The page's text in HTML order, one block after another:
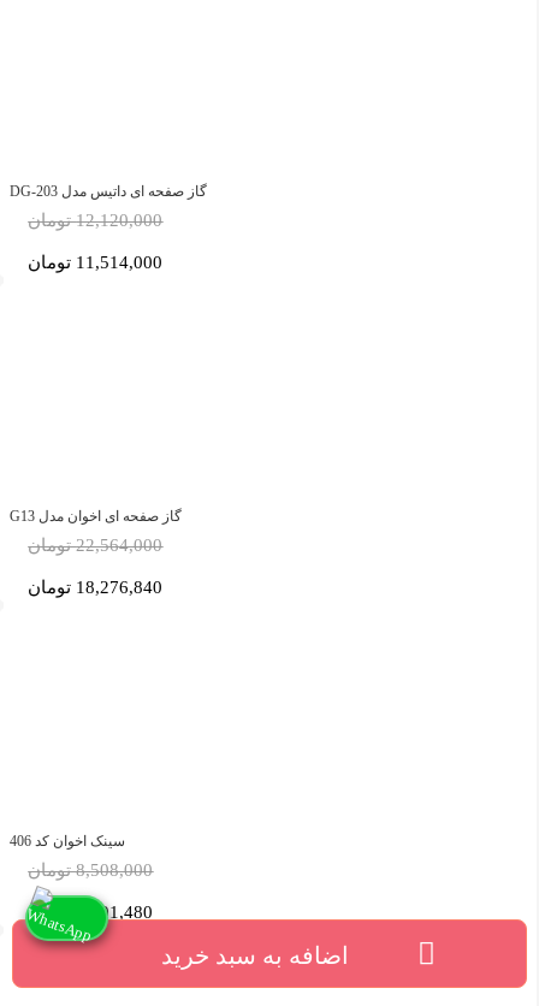
اضافه به سبد خرید
گاز صفحه ای داتیس مدل DG-203
12,120,000 تومان
11,514,000 تومان
گاز صفحه ای اخوان مدل G13
22,564,000 تومان
18,276,840 تومان
سینک اخوان کد 406
8,508,000 تومان
6,891,480 تومان